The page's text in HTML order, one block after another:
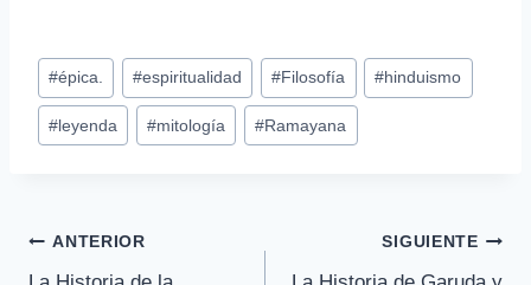
Etiquetas
de
la
#épica. #espiritualidad #Filosofía #hinduismo
# leyenda #mitología #Ramayana
Navegación
ANTERIOR SIGUIENTE